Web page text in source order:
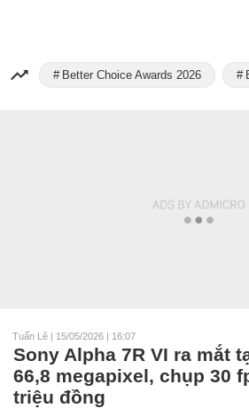
Better Choice Awards 2026
Tuấn Lê | 15/05/2026 | 16:07
Sony Alpha 7R VI ra mắt
66,8 megapixel, chụp 30
triệu đồng